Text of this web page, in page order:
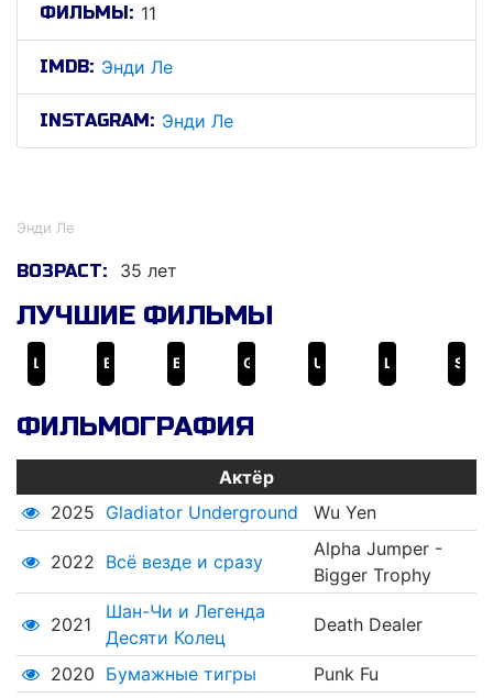
ФИЛЬМЫ: 11
IMDB: Энди Ле
INSTAGRAM: Энди Ле
Энди Ле
ВОЗРАСТ: 35 лет
ЛУЧШИЕ ФИЛЬМЫ
ФИЛЬМОГРАФИЯ
Актёр
2025 Gladiator Underground Wu Yen
2022 Всё везде и сразу
Alpha Jumper -
Bigger Trophy
2021
Шан-Чи и Легенда
Десяти Колец
Death Dealer
2020 Бумажные тигры Punk Fu